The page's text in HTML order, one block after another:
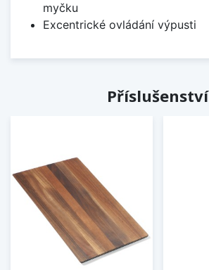
myčku
Excentrické ovládání výpusti
Příslušenství